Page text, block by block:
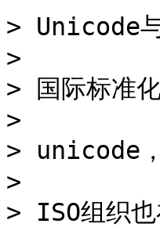
> Unicode
>
> 国际标准
>
> unicode，
>
> ISO组织